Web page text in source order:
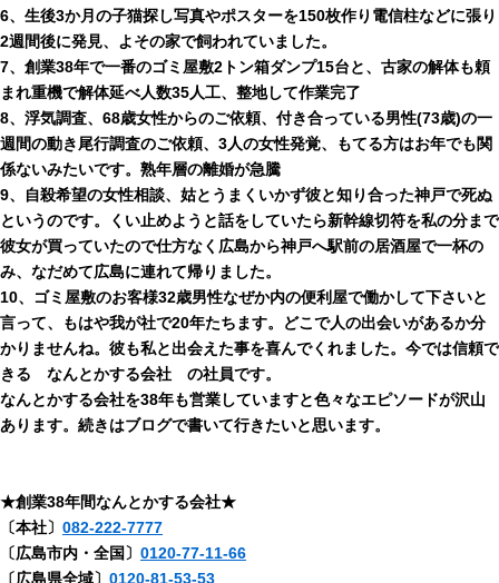
6、生後3か月の子猫探し写真やポスターを150枚作り電信柱などに張り
2週間後に発見、よその家で飼われていました。
7、創業38年で一番のゴミ屋敷2トン箱ダンプ15台と、古家の解体も頼
まれ重機で解体延べ人数35人工、整地して作業完了
8、浮気調査、68歳女性からのご依頼、付き合っている男性(73歳)の一
週間の動き尾行調査のご依頼、3人の女性発覚、もてる方はお年でも関
係ないみたいです。熟年層の離婚が急騰
9、自殺希望の女性相談、姑とうまくいかず彼と知り合った神戸で死ぬ
というのです。くい止めようと話をしていたら新幹線切符を私の分まで
彼女が買っていたので仕方なく広島から神戸へ駅前の居酒屋で一杯の
み、なだめて広島に連れて帰りました。
10、ゴミ屋敷のお客様32歳男性なぜか内の便利屋で働かして下さいと
言って、もはや我が社で20年たちます。どこで人の出会いがあるか分
かりませんね。彼も私と出会えた事を喜んでくれました。今では信頼で
きる なんとかする会社 の社員です。
なんとかする会社を38年も営業していますと色々なエピソードが沢山
あります。続きはブログで書いて行きたいと思います。
★創業38年間なんとかする会社★
〔本社〕 082-222-7777
〔広島市内・全国〕 0120-77-11-66
〔広島県全域〕 0120-81-53-53